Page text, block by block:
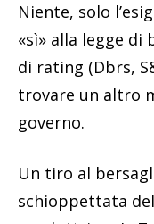
Niente, solo
«sì» alla legge di
di rating (Dbrs,
trovare un altro
governo.
Un tiro al
schioppettata